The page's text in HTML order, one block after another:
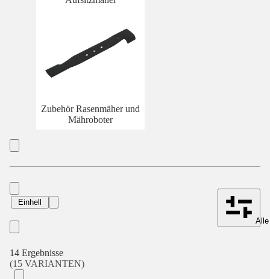
Zubehör Rasenmäher und
Mähroboter
Einhell
14 Ergebnisse
(15 VARIANTEN)